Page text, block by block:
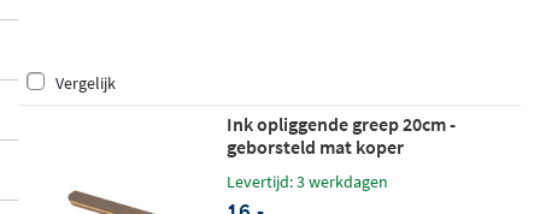
w kast of lade.
Vergelijk
Ink opliggende greep 20cm -
geborsteld mat koper
Levertijd: 3 werkdagen